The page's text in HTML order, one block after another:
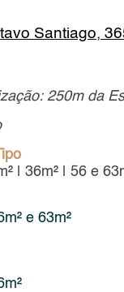
Santiago,
250m da
| 36m² | 56 e
e 63m²